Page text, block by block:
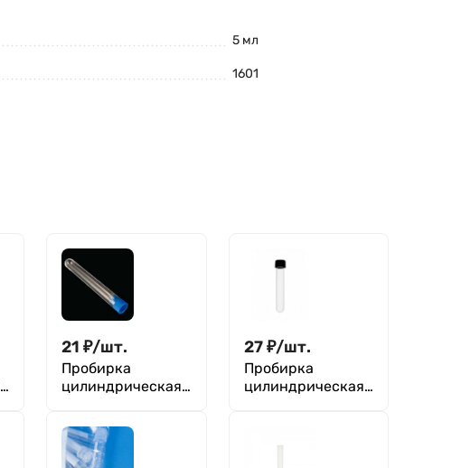
5 мл
1601
21 ₽/шт.
Пробирка
цилиндрическая
делений, п/с,
Aptaca
27₽/шт.
Пробирка
цилиндрическая